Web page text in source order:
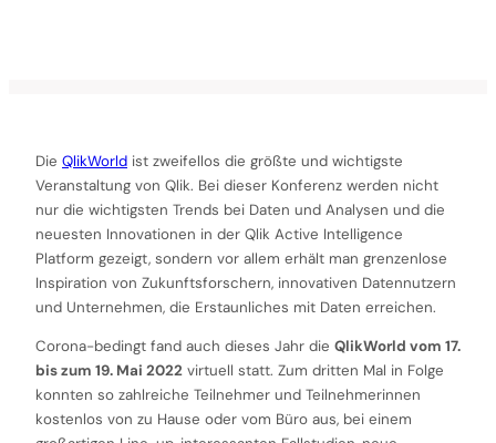
Die QlikWorld ist zweifellos die größte und wichtigste
Veranstaltung von Qlik. Bei dieser Konferenz werden nicht
nur die wichtigsten Trends bei Daten und Analysen und die
neuesten Innovationen in der Qlik Active Intelligence
Platform gezeigt, sondern vor allem erhält man grenzenlose
Inspiration von Zukunftsforschern, innovativen Datennutzern
und Unternehmen, die Erstaunliches mit Daten erreichen.
Corona-bedingt fand auch dieses Jahr die QlikWorld vom 17.
bis zum 19. Mai 2022 virtuell statt. Zum dritten Mal in Folge
konnten so zahlreiche Teilnehmer und Teilnehmerinnen
kostenlos von zu Hause oder vom Büro aus, bei einem